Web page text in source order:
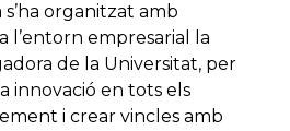
organitzat amb
l’entorn empresarial la
de la Universitat, per
innovació en tots els
i crear vincles amb